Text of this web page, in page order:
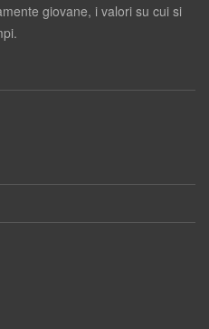
giovane, i valori su cui si